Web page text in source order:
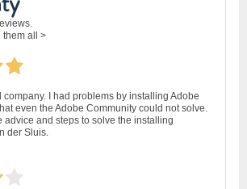
them all >
company. I had problems by installing Adobe
even the Adobe Community could not solve.
advice and steps to solve the installing
der Sluis.